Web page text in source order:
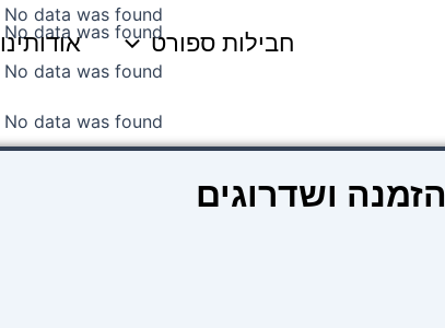
חבילות ספורט אודותינו
No data was found
No data was found
No data was found
No data was found
הזמנה ושדרוגים